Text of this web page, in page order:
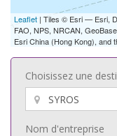
Leaflet | Tiles © Esri — Esri,
FAO, NPS, NRCAN,
Esri China (Hong Kong), and
Choisissez une
Nom d'entreprise